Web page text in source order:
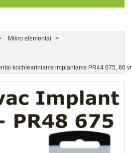
Mikro elementai
kochleariniams implantams PR44 675, 60